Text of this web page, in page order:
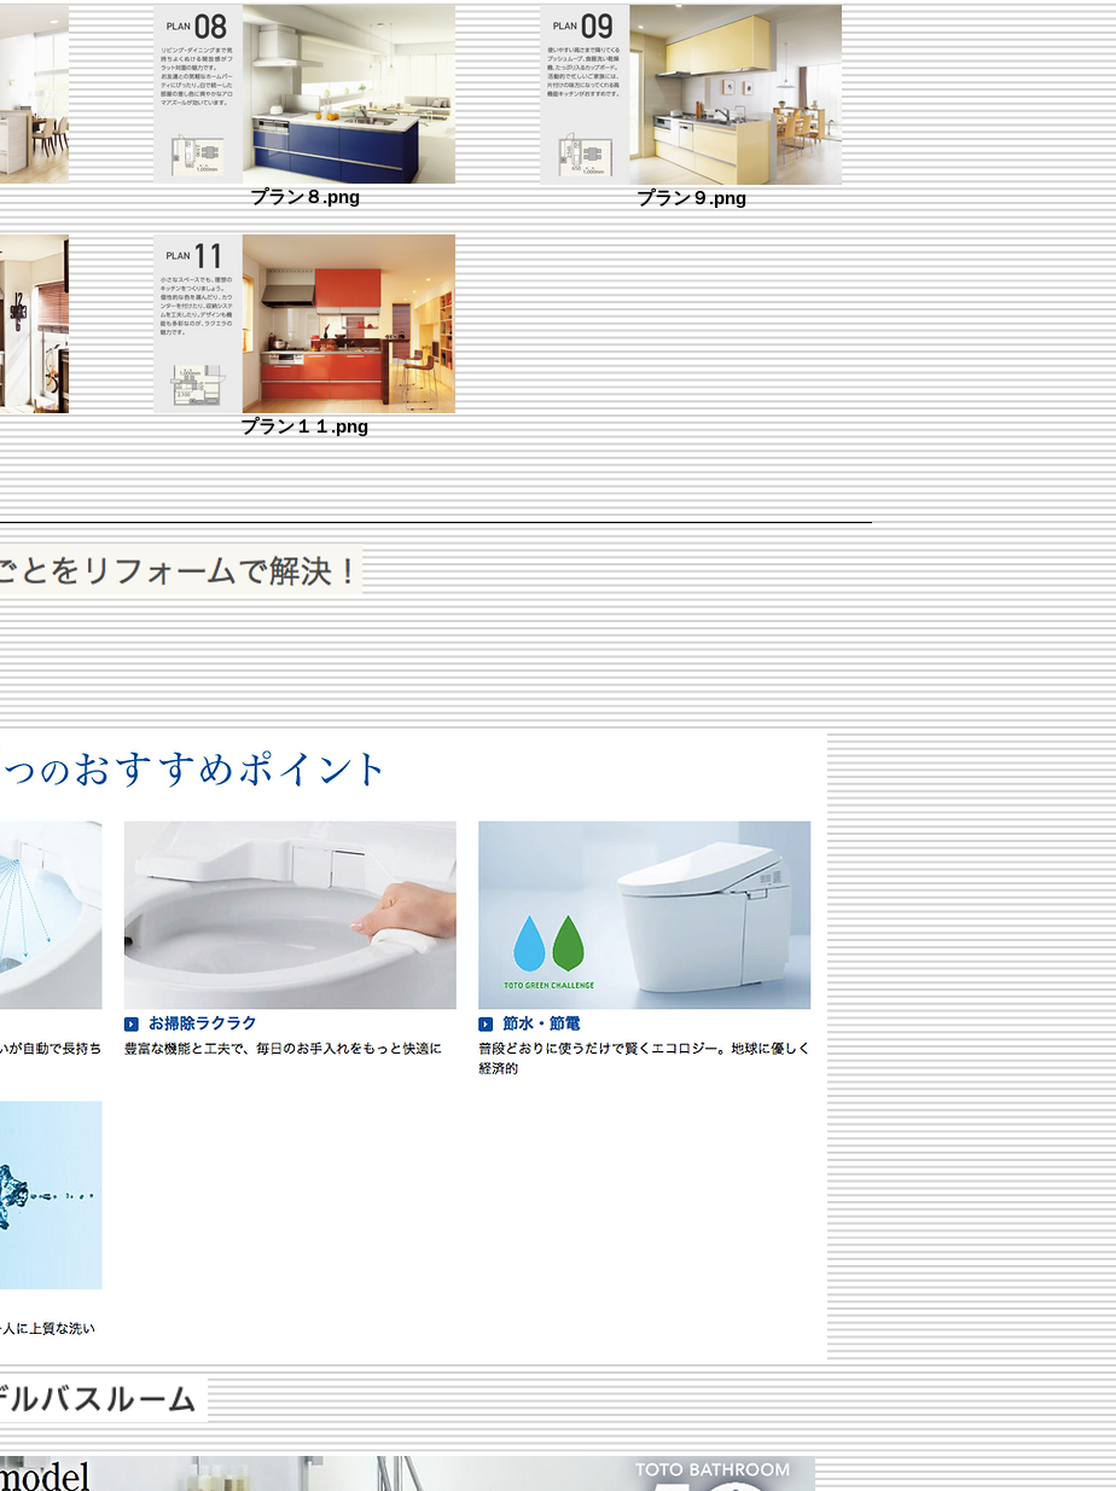
プラン８.png プラン９.png
プラン１１.png